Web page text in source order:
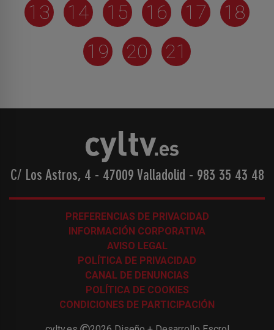
13
14 15 16 17
18
19
20 21
C/ Los Astros, 4 - 47009 Valladolid - 983 35 43 48
PREFERENCIAS DE PRIVACIDAD
INFORMACIÓN CORPORATIVA
AVISO LEGAL
POLÍTICA DE PRIVACIDAD
CANAL DE DENUNCIAS
POLÍTICA DE COOKIES
CONDICIONES DE PARTICIPACIÓN